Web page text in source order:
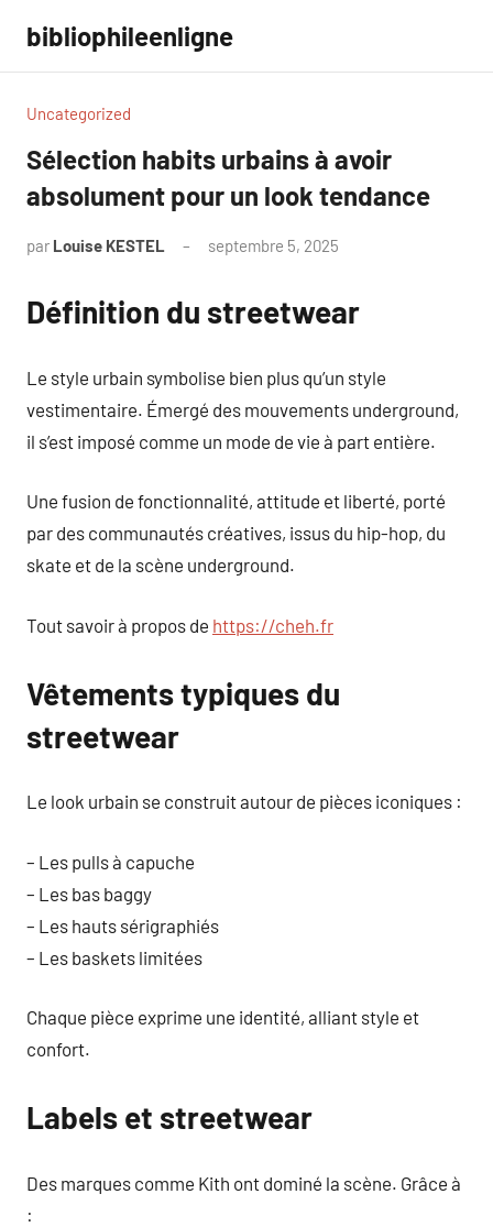
contenu
bibliophileenligne
Uncategorized
Sélection habits urbains à avoir
absolument pour un look tendance
par Louise KESTEL septembre 5, 2025
Définition du streetwear
Le style urbain symbolise bien plus qu’un style
vestimentaire. Émergé des mouvements underground,
il s’est imposé comme un mode de vie à part entière.
Une fusion de fonctionnalité, attitude et liberté, porté
par des communautés créatives, issus du hip-hop, du
skate et de la scène underground.
Tout savoir à propos de https://cheh.fr
Vêtements typiques du
streetwear
Le look urbain se construit autour de pièces iconiques :
– Les pulls à capuche
– Les bas baggy
– Les hauts sérigraphiés
– Les baskets limitées
Chaque pièce exprime une identité, alliant style et
confort.
Labels et streetwear
Des marques comme Kith ont dominé la scène. Grâce à
: